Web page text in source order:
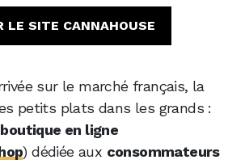
LE SITE CANNAHOUSE
sur le marché français, la
petits plats dans les grands :
boutique en ligne
) dédiée aux consommateurs